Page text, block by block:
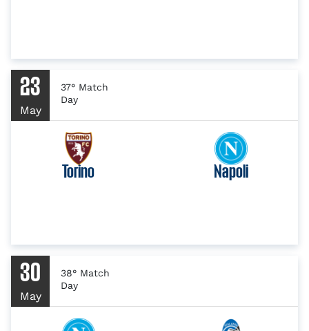
23
May
37° Match
Day
Torino Napoli
30
May
38° Match
Day